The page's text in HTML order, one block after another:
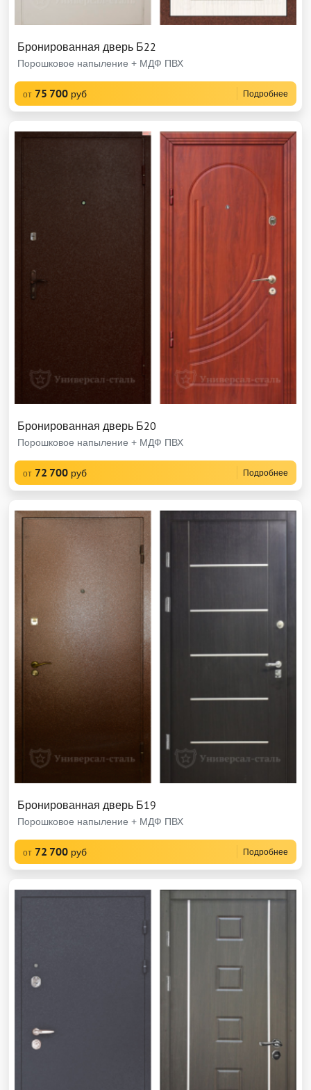
Бронированная дверь Б22
Порошковое напыление + МДФ ПВХ
от 75 700 руб Подробнее
Бронированная дверь Б20
Порошковое напыление + МДФ ПВХ
от 72 700 руб Подробнее
Бронированная дверь Б19
Порошковое напыление + МДФ ПВХ
от 72 700 руб Подробнее